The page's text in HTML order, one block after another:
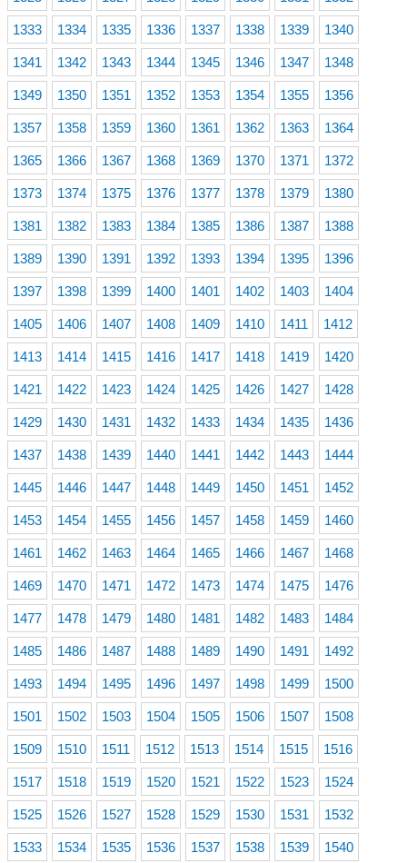
1333 1334 1335 1336 1337 1338 1339 1340
1341 1342 1343 1344 1345 1346 1347 1348
1349 1350 1351 1352 1353 1354 1355 1356
1357 1358 1359 1360 1361 1362 1363 1364
1365 1366 1367 1368 1369 1370 1371 1372
1373 1374 1375 1376 1377 1378 1379 1380
1381 1382 1383 1384 1385 1386 1387 1388
1389 1390 1391 1392 1393 1394 1395 1396
1397 1398 1399 1400 1401 1402 1403 1404
1405 1406 1407 1408 1409 1410 1411 1412
1413 1414 1415 1416 1417 1418 1419 1420
1421 1422 1423 1424 1425 1426 1427 1428
1429 1430 1431 1432 1433 1434 1435 1436
1437 1438 1439 1440 1441 1442 1443 1444
1445 1446 1447 1448 1449 1450 1451 1452
1453 1454 1455 1456 1457 1458 1459 1460
1461 1462 1463 1464 1465 1466 1467 1468
1469 1470 1471 1472 1473 1474 1475 1476
1477 1478 1479 1480 1481 1482 1483 1484
1485 1486 1487 1488 1489 1490 1491 1492
1493 1494 1495 1496 1497 1498 1499 1500
1501 1502 1503 1504 1505 1506 1507 1508
1509 1510 1511 1512 1513 1514 1515 1516
1517 1518 1519 1520 1521 1522 1523 1524
1525 1526 1527 1528 1529 1530 1531 1532
1533 1534 1535 1536 1537 1538 1539 1540